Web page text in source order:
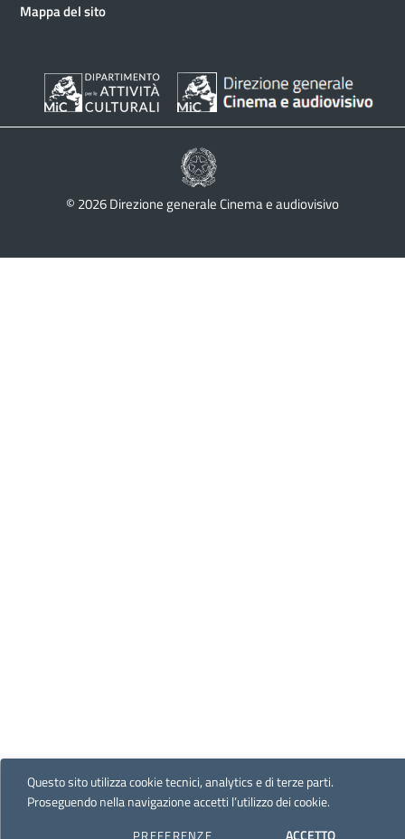
Mappa del sito
© 2026 Direzione generale Cinema e audiovisivo
Questo sito utilizza cookie tecnici, analytics e di terze parti.
Proseguendo nella navigazione accetti l’utilizzo dei cookie.
PREFERENZE ACCETTO